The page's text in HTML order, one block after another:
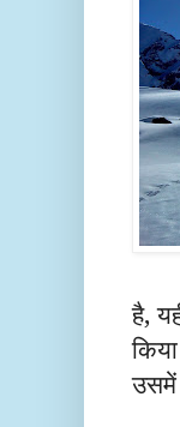
है,
उसमें